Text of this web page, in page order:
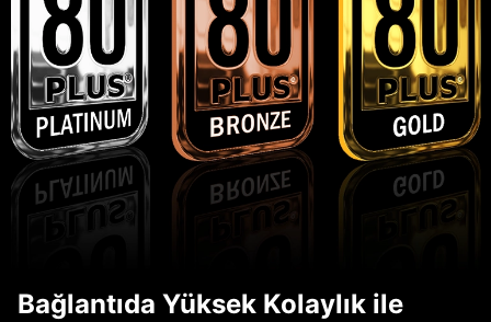
Bağlantıda Yüksek Kolaylık ile